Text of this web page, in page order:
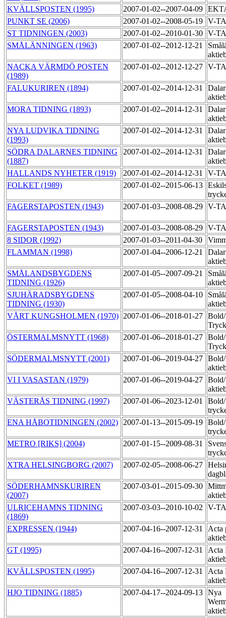
KVÄLLSPOSTEN (1995)
2007-01-02--2007-04-09
PUNKT SE (2006)
2007-01-02--2008-05-19 V-
ST TIDNINGEN (2003)
2007-01-02--2010-01-30 V-
SMÅLÄNNINGEN (1963)
2007-01-02--2012-12-21
NACKA VÄRMDÖ POSTEN
(1989)
2007-01-02--2012-12-27 V-
FALUKURIREN (1894) 2007-01-02--2014-12-31
MORA TIDNING (1893)
2007-01-02--2014-12-31
NYA LUDVIKA TIDNING
(1993)
2007-01-02--2014-12-31
SÖDRA DALARNES TIDNING
(1887)
2007-01-02--2014-12-31
HALLANDS NYHETER (1919)
2007-01-02--2014-12-31
V-
FOLKET (1989)
2007-01-02--2015-06-13
FAGERSTAPOSTEN (1943)
2007-01-03--2008-08-29 V-
FAGERSTAPOSTEN (1943) 2007-01-03--2008-08-29 V-
8 SIDOR (1992)
2007-01-03--2011-04-30
FLAMMAN (1998)
2007-01-04--2006-12-21
SMÅLANDSBYGDENS
TIDNING (1926)
2007-01-05--2007-09-21
SJUHÄRADSBYGDENS
TIDNING (1930)
2007-01-05--2008-04-10
VÅRT KUNGSHOLMEN (1970) 2007-01-06--2018-01-27
ÖSTERMALMSNYTT (1968)
2007-01-06--2018-01-27
SÖDERMALMSNYTT (2001)
2007-01-06--2019-04-27
VI I VASASTAN (1979)
2007-01-06--2019-04-27
VÄSTERÅS TIDNING (1997)
2007-01-06--2023-12-01
ENA HÅBOTIDNINGEN (2002)
2007-01-13--2015-09-19
METRO [RIKS] (2004)
2007-01-15--2009-08-31
XTRA HELSINGBORG (2007)
2007-02-05--2008-06-27
SÖDERHAMNSKURIREN
(2007)
2007-03-01--2015-09-30
ULRICEHAMNS TIDNING
(1869)
2007-03-03--2010-10-02 V-
EXPRESSEN (1944) 2007-04-16--2007-12-31
Acta
GT (1995)
2007-04-16--2007-12-31
Acta
KVÄLLSPOSTEN (1995)
2007-04-16--2007-12-31
Acta
HJO TIDNING (1885)
2007-04-17--2024-09-13 Nya